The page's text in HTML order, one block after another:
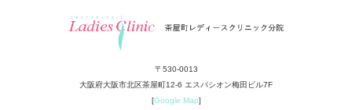
〒530-0013
大阪府大阪市北区茶屋町12-6 エスパシオン梅田ビル7F
[Google Map]